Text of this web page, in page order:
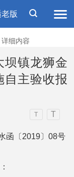
版
详细内容
坝镇龙狮金
自主验收报
T T
函〔2019〕08号